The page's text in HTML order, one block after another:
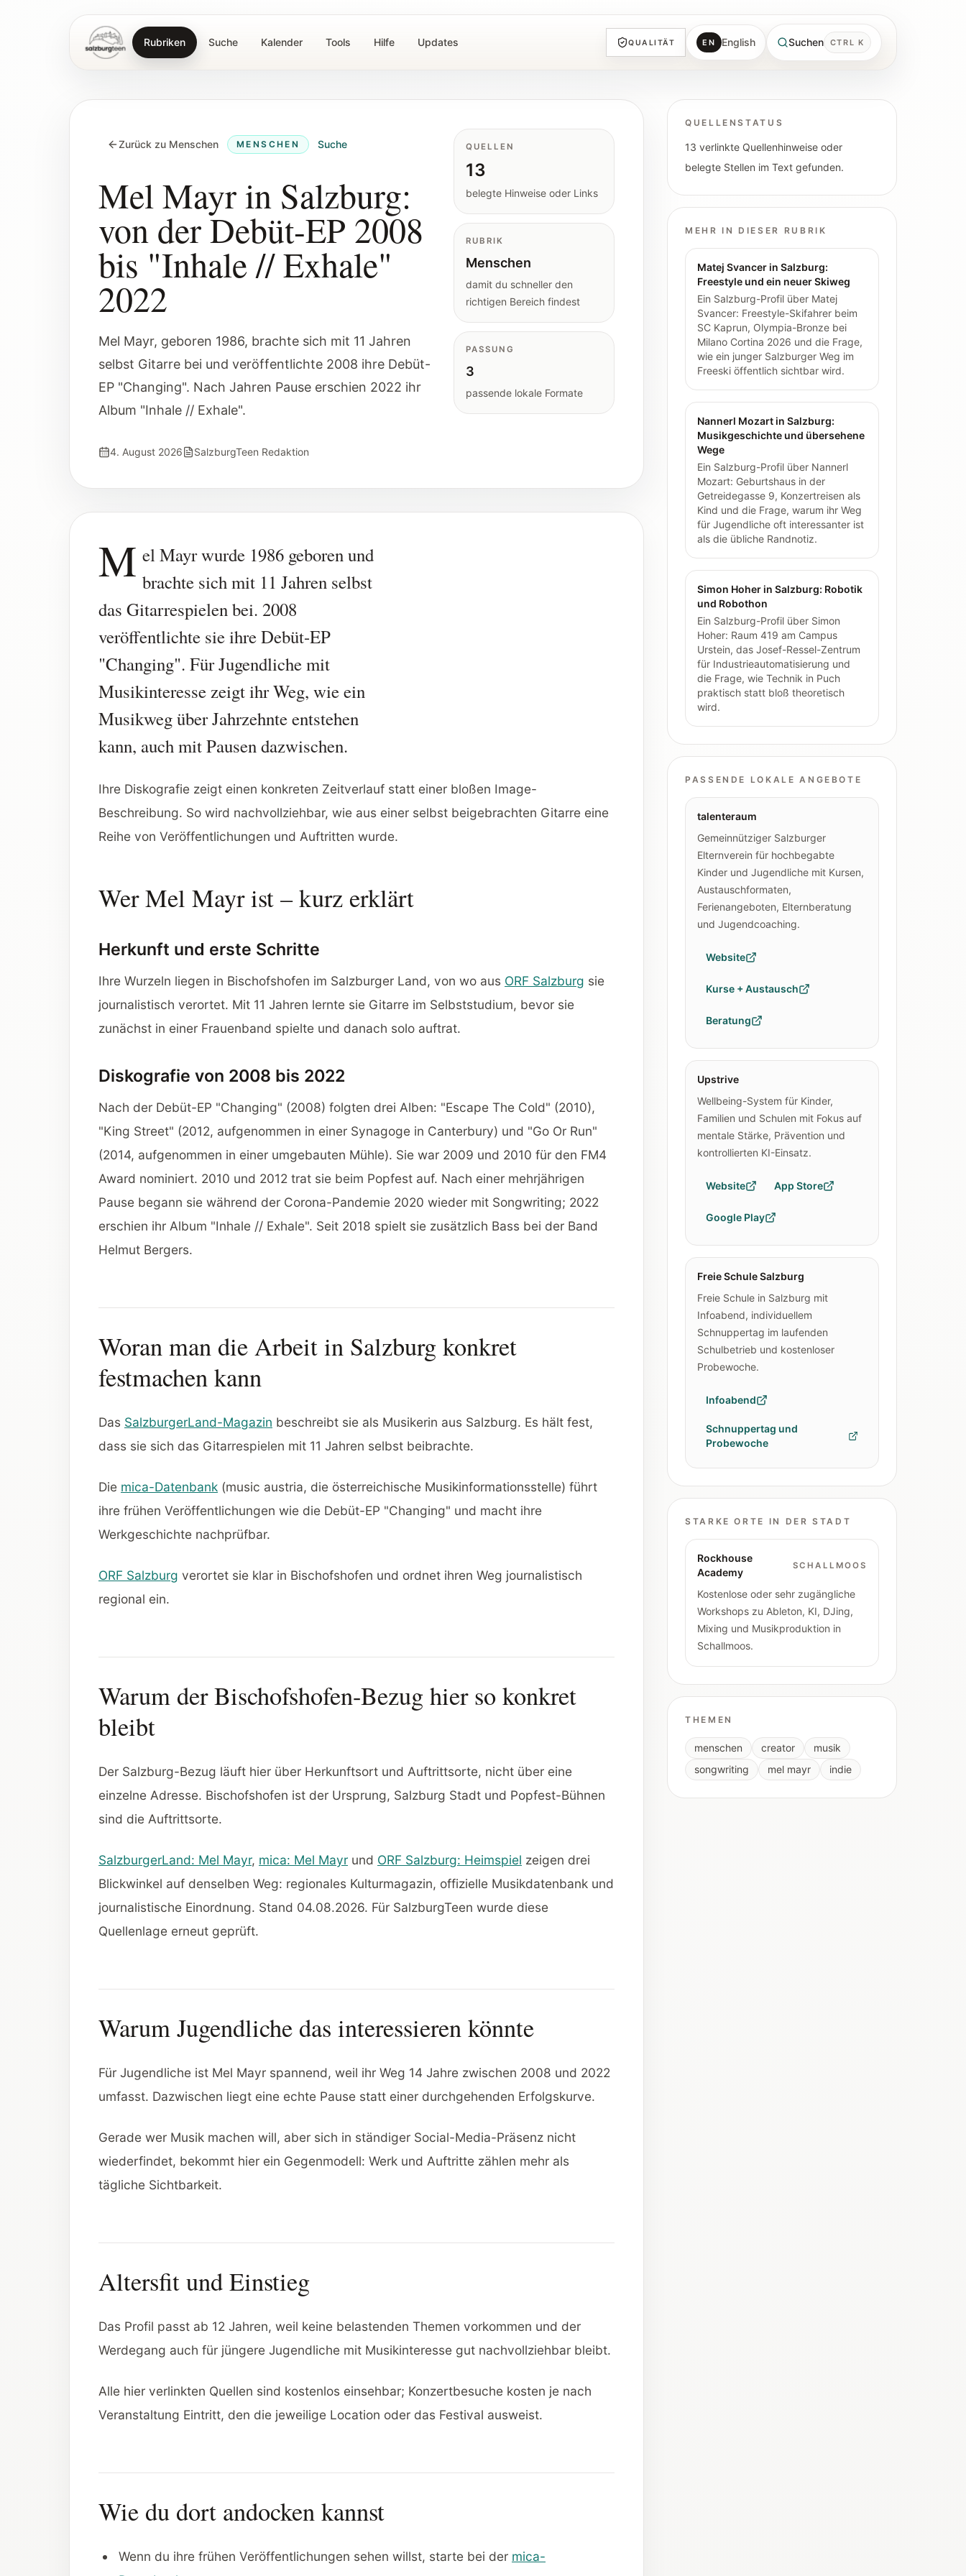
SalzburgTeenRubriken Suche Kalender Tools Hilfe Updates QUALITÄT EN English Suchen CTRL K
Zurück zu Menschen MENSCHEN Suche
Mel Mayr in Salzburg:
von der Debüt-EP 2008
bis "Inhale // Exhale"
2022
Mel Mayr, geboren 1986, brachte sich mit 11 Jahren
selbst Gitarre bei und veröffentlichte 2008 ihre Debüt-
EP "Changing". Nach Jahren Pause erschien 2022 ihr
Album "Inhale // Exhale".
4. August 2026 SalzburgTeen Redaktion
QUELLEN
13
belegte Hinweise oder Links
RUBRIK
Menschen
damit du schneller den
richtigen Bereich findest
PASSUNG
3
passende lokale Formate
M el Mayr wurde 1986 geboren und
brachte sich mit 11 Jahren selbst
das Gitarrespielen bei. 2008
veröffentlichte sie ihre Debüt-EP
"Changing". Für Jugendliche mit
Musikinteresse zeigt ihr Weg, wie ein
Musikweg über Jahrzehnte entstehen
kann, auch mit Pausen dazwischen.
Ihre Diskografie zeigt einen konkreten Zeitverlauf statt einer bloßen Image-
Beschreibung. So wird nachvollziehbar, wie aus einer selbst beigebrachten Gitarre eine
Reihe von Veröffentlichungen und Auftritten wurde.
Wer Mel Mayr ist – kurz erklärt
Herkunft und erste Schritte
Ihre Wurzeln liegen in Bischofshofen im Salzburger Land, von wo aus ORF Salzburg sie
journalistisch verortet. Mit 11 Jahren lernte sie Gitarre im Selbststudium, bevor sie
zunächst in einer Frauenband spielte und danach solo auftrat.
Diskografie von 2008 bis 2022
Nach der Debüt-EP "Changing" (2008) folgten drei Alben: "Escape The Cold" (2010),
"King Street" (2012, aufgenommen in einer Synagoge in Canterbury) und "Go Or Run"
(2014, aufgenommen in einer umgebauten Mühle). Sie war 2009 und 2010 für den FM4
Award nominiert. 2010 und 2012 trat sie beim Popfest auf. Nach einer mehrjährigen
Pause begann sie während der Corona-Pandemie 2020 wieder mit Songwriting; 2022
erschien ihr Album "Inhale // Exhale". Seit 2018 spielt sie zusätzlich Bass bei der Band
Helmut Bergers.
Woran man die Arbeit in Salzburg konkret
festmachen kann
Das SalzburgerLand-Magazin beschreibt sie als Musikerin aus Salzburg. Es hält fest,
dass sie sich das Gitarrespielen mit 11 Jahren selbst beibrachte.
Die mica-Datenbank (music austria, die österreichische Musikinformationsstelle) führt
ihre frühen Veröffentlichungen wie die Debüt-EP "Changing" und macht ihre
Werkgeschichte nachprüfbar.
ORF Salzburg verortet sie klar in Bischofshofen und ordnet ihren Weg journalistisch
regional ein.
Warum der Bischofshofen-Bezug hier so konkret
bleibt
Der Salzburg-Bezug läuft hier über Herkunftsort und Auftrittsorte, nicht über eine
einzelne Adresse. Bischofshofen ist der Ursprung, Salzburg Stadt und Popfest-Bühnen
sind die Auftrittsorte.
SalzburgerLand: Mel Mayr, mica: Mel Mayr und ORF Salzburg: Heimspiel zeigen drei
Blickwinkel auf denselben Weg: regionales Kulturmagazin, offizielle Musikdatenbank und
journalistische Einordnung. Stand 04.08.2026. Für SalzburgTeen wurde diese
Quellenlage erneut geprüft.
Warum Jugendliche das interessieren könnte
Für Jugendliche ist Mel Mayr spannend, weil ihr Weg 14 Jahre zwischen 2008 und 2022
umfasst. Dazwischen liegt eine echte Pause statt einer durchgehenden Erfolgskurve.
Gerade wer Musik machen will, aber sich in ständiger Social-Media-Präsenz nicht
wiederfindet, bekommt hier ein Gegenmodell: Werk und Auftritte zählen mehr als
tägliche Sichtbarkeit.
Altersfit und Einstieg
Das Profil passt ab 12 Jahren, weil keine belastenden Themen vorkommen und der
Werdegang auch für jüngere Jugendliche mit Musikinteresse gut nachvollziehbar bleibt.
Alle hier verlinkten Quellen sind kostenlos einsehbar; Konzertbesuche kosten je nach
Veranstaltung Eintritt, den die jeweilige Location oder das Festival ausweist.
Wie du dort andocken kannst
Wenn du ihre frühen Veröffentlichungen sehen willst, starte bei der mica-
QUELLENSTATUS
13 verlinkte Quellenhinweise oder
belegte Stellen im Text gefunden.
MEHR IN DIESER RUBRIK
Matej Svancer in Salzburg:
Freestyle und ein neuer Skiweg
Ein Salzburg-Profil über Matej
Svancer: Freestyle-Skifahrer beim
SC Kaprun, Olympia-Bronze bei
Milano Cortina 2026 und die Frage,
wie ein junger Salzburger Weg im
Freeski öffentlich sichtbar wird.
Nannerl Mozart in Salzburg:
Musikgeschichte und übersehene
Wege
Ein Salzburg-Profil über Nannerl
Mozart: Geburtshaus in der
Getreidegasse 9, Konzertreisen als
Kind und die Frage, warum ihr Weg
für Jugendliche oft interessanter ist
als die übliche Randnotiz.
Simon Hoher in Salzburg: Robotik
und Robothon
Ein Salzburg-Profil über Simon
Hoher: Raum 419 am Campus
Urstein, das Josef-Ressel-Zentrum
für Industrieautomatisierung und
die Frage, wie Technik in Puch
praktisch statt bloß theoretisch
wird.
PASSENDE LOKALE ANGEBOTE
talenteraum
Gemeinnütziger Salzburger
Elternverein für hochbegabte
Kinder und Jugendliche mit Kursen,
Austauschformaten,
Ferienangeboten, Elternberatung
und Jugendcoaching.
Website
Kurse + Austausch
Beratung
Upstrive
Wellbeing-System für Kinder,
Familien und Schulen mit Fokus auf
mentale Stärke, Prävention und
kontrollierten KI-Einsatz.
Website App Store
Google Play
Freie Schule Salzburg
Freie Schule in Salzburg mit
Infoabend, individuellem
Schnuppertag im laufenden
Schulbetrieb und kostenloser
Probewoche.
Infoabend
Schnuppertag und
Probewoche
STARKE ORTE IN DER STADT
Rockhouse
Academy
SCHALLMOOS
Kostenlose oder sehr zugängliche
Workshops zu Ableton, KI, DJing,
Mixing und Musikproduktion in
Schallmoos.
THEMEN
menschen creator
musik
songwriting
mel mayr indie